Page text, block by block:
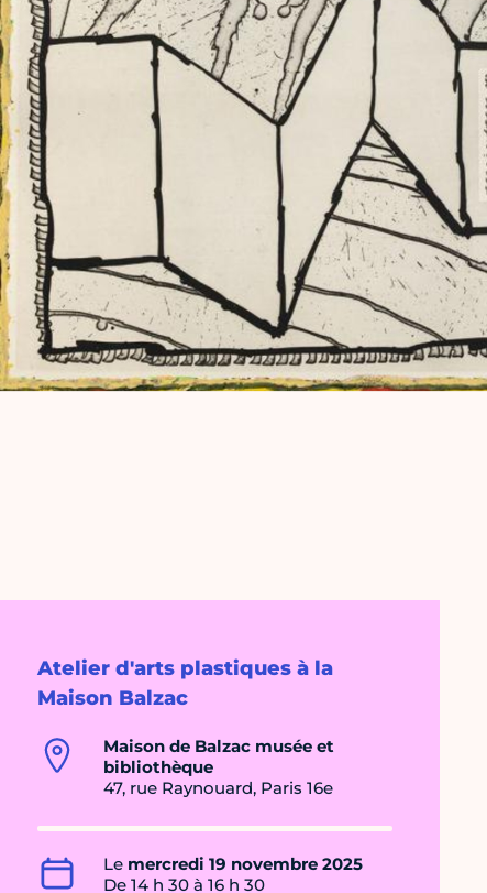
Atelier d'arts plastiques à la
Maison Balzac
Maison de Balzac musée et
bibliothèque
47, rue Raynouard, Paris 16e
Le mercredi 19 novembre 2025
De 14 h 30 à 16 h 30